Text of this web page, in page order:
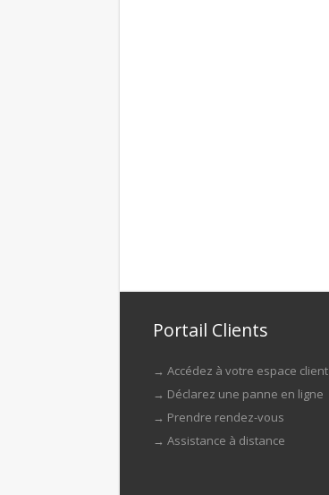
Portail Clients
→Accédez à votre espace client
→ Déclarez une panne en ligne
→ Prendre rendez-vous
→Assistance à distance